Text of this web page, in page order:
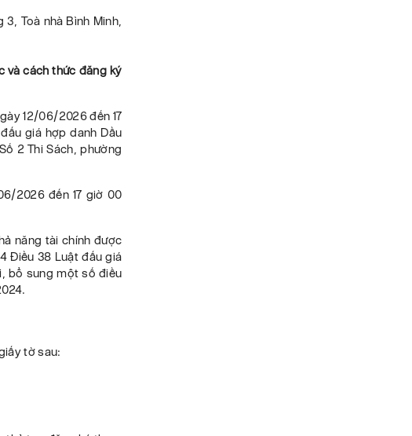
Toà nhà Bình Minh,
và cách thức đăng ký
12/06/2026 đến 17
giá hợp danh Dầu
2 Thi Sách, phường
2026 đến 17 giờ 00
năng tài chính được
Điều 38 Luật đấu giá
bổ sung một số điều
tờ sau: